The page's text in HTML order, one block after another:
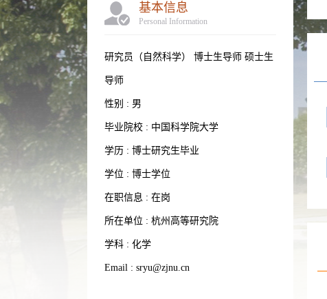
基本信息
Personal Information
研究员（自然科学） 博士生导师 硕士生
导师
性别 : 男
毕业院校 : 中国科学院大学
学历 : 博士研究生毕业
学位 : 博士学位
在职信息 : 在岗
所在单位 : 杭州高等研究院
学科 : 化学
Email : sryu@zjnu.cn